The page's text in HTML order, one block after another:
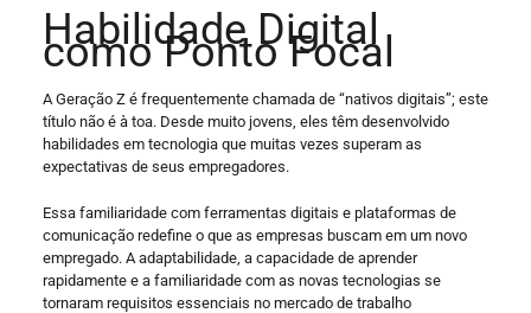
Habilidade Digital
como Ponto Focal
A Geração Z é frequentemente chamada de “nativos digitais”; este
título não é à toa. Desde muito jovens, eles têm desenvolvido
habilidades em tecnologia que muitas vezes superam as
expectativas de seus empregadores.
Essa familiaridade com ferramentas digitais e plataformas de
comunicação redefine o que as empresas buscam em um novo
empregado. A adaptabilidade, a capacidade de aprender
rapidamente e a familiaridade com as novas tecnologias se
tornaram requisitos essenciais no mercado de trabalho